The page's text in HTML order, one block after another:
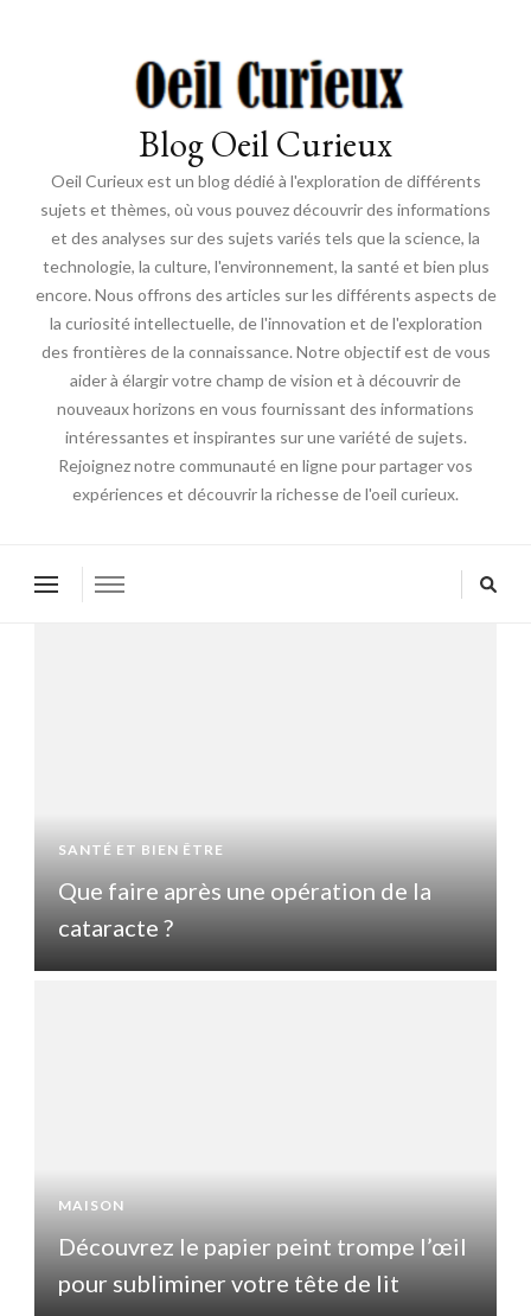
Blog Oeil Curieux
Oeil Curieux est un blog dédié à l'exploration de différents
sujets et thèmes, où vous pouvez découvrir des informations
et des analyses sur des sujets variés tels que la science, la
technologie, la culture, l'environnement, la santé et bien plus
encore. Nous offrons des articles sur les différents aspects de
la curiosité intellectuelle, de l'innovation et de l'exploration
des frontières de la connaissance. Notre objectif est de vous
aider à élargir votre champ de vision et à découvrir de
nouveaux horizons en vous fournissant des informations
intéressantes et inspirantes sur une variété de sujets.
Rejoignez notre communauté en ligne pour partager vos
expériences et découvrir la richesse de l'oeil curieux.
SANTÉ ET BIEN ÊTRE
Que faire après une opération de la
cataracte ?
MAISON
Découvrez le papier peint trompe l’œil
pour subliminer votre tête de lit